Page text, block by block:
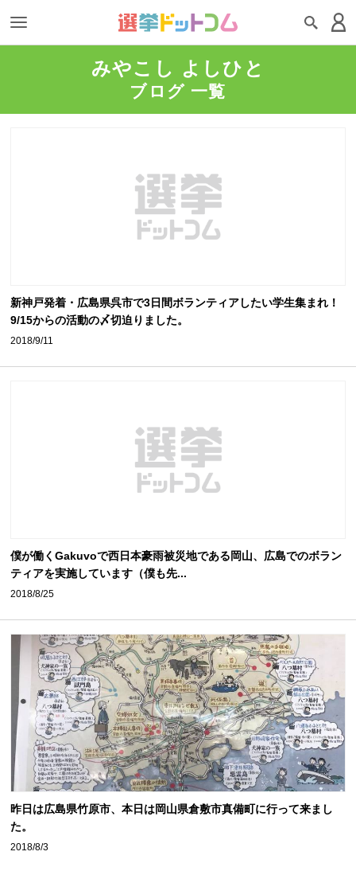
みやこし よしひと
ブログ 一覧
新神戸発着・広島県呉市で3日間ボランティアしたい学生集まれ！
9/15からの活動の〆切迫りました。
2018/9/11
僕が働くGakuvoで西日本豪雨被災地である岡山、広島でのボラン
ティアを実施しています（僕も先...
2018/8/25
昨日は広島県竹原市、本日は岡山県倉敷市真備町に行って来まし
た。
2018/8/3